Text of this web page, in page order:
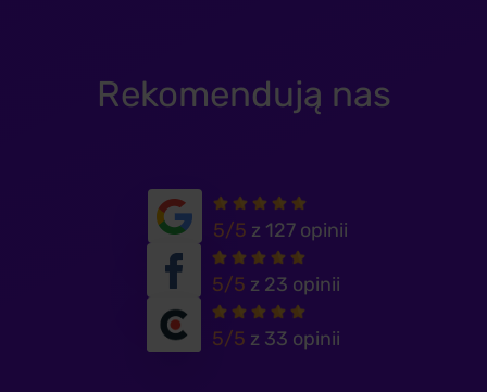
Rekomendują nas
5/5 z 127 opinii
5/5 z 23 opinii
5/5 z 33 opinii